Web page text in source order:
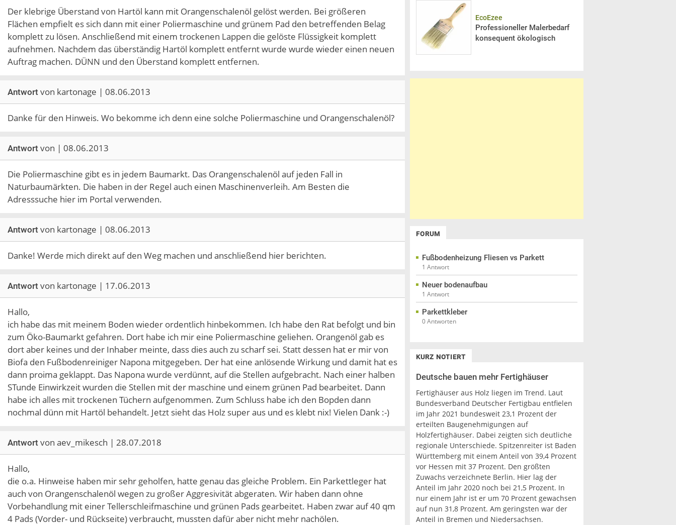
Der klebrige Überstand von Hartöl kann mit Orangenschalenöl gelöst werden. Bei größeren
Flächen empfielt es sich dann mit einer Poliermaschine und grünem Pad den betreffenden Belag
komplett zu lösen. Anschließend mit einem trockenen Lappen die gelöste Flüssigkeit komplett
aufnehmen. Nachdem das überständig Hartöl komplett entfernt wurde wurde wieder einen neuen
Auftrag machen. DÜNN und den Überstand komplett entfernen.
Antwort von kartonage | 08.06.2013
Danke für den Hinweis. Wo bekomme ich denn eine solche Poliermaschine und Orangenschalenöl?
Antwort von | 08.06.2013
Die Poliermaschine gibt es in jedem Baumarkt. Das Orangenschalenöl auf jeden Fall in
Naturbaumärkten. Die haben in der Regel auch einen Maschinenverleih. Am Besten die
Adresssuche hier im Portal verwenden.
Antwort von kartonage | 08.06.2013
Danke! Werde mich direkt auf den Weg machen und anschließend hier berichten.
Antwort von kartonage | 17.06.2013
Hallo,
ich habe das mit meinem Boden wieder ordentlich hinbekommen. Ich habe den Rat befolgt und bin
zum Öko-Baumarkt gefahren. Dort habe ich mir eine Poliermaschine geliehen. Orangenöl gab es
dort aber keines und der Inhaber meinte, dass dies auch zu scharf sei. Statt dessen hat er mir von
Biofa den Fußbodenreiniger Napona mitgegeben. Der hat eine anlösende Wirkung und damit hat es
dann proima geklappt. Das Napona wurde verdünnt, auf die Stellen aufgebracht. Nach einer halben
STunde Einwirkzeit wurden die Stellen mit der maschine und einem grünen Pad bearbeitet. Dann
habe ich alles mit trockenen Tüchern aufgenommen. Zum Schluss habe ich den Bopden dann
nochmal dünn mit Hartöl behandelt. Jetzt sieht das Holz super aus und es klebt nix! Vielen Dank :-)
Antwort von aev_mikesch | 28.07.2018
Hallo,
die o.a. Hinweise haben mir sehr geholfen, hatte genau das gleiche Problem. Ein Parkettleger hat
auch von Orangenschalenöl wegen zu großer Aggresivität abgeraten. Wir haben dann ohne
Vorbehandlung mit einer Tellerschleifmaschine und grünen Pads gearbeitet. Haben zwar auf 40 qm
4 Pads (Vorder- und Rückseite) verbraucht, mussten dafür aber nicht mehr nachölen.
EcoEzee
Professioneller Malerbedarf
konsequent ökologisch
FORUM
Fußbodenheizung Fliesen vs Parkett
1 Antwort
Neuer bodenaufbau
1 Antwort
Parkettkleber
0 Antworten
KURZ NOTIERT
Deutsche bauen mehr Fertighäuser
Fertighäuser aus Holz liegen im Trend. Laut
Bundesverband Deutscher Fertigbau entfielen
im Jahr 2021 bundesweit 23,1 Prozent der
erteilten Baugenehmigungen auf
Holzfertighäuser. Dabei zeigten sich deutliche
regionale Unterschiede. Spitzenreiter ist Baden
Württemberg mit einem Anteil von 39,4 Prozent
vor Hessen mit 37 Prozent. Den größten
Zuwachs verzeichnete Berlin. Hier lag der
Anteil im Jahr 2020 noch bei 21,5 Prozent. In
nur einem Jahr ist er um 70 Prozent gewachsen
auf nun 31,8 Prozent. Am geringsten war der
Anteil in Bremen und Niedersachsen.